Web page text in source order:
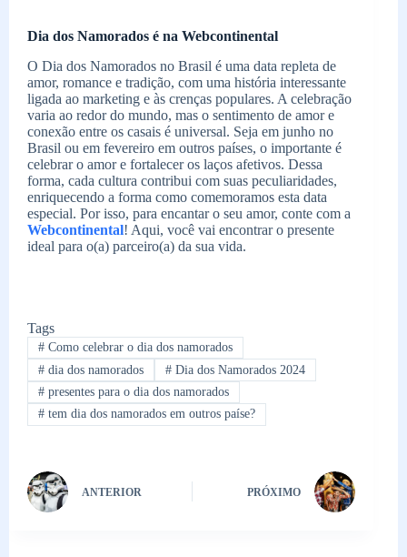
Dia dos Namorados é na Webcontinental
O Dia dos Namorados no Brasil é uma data repleta de
amor, romance e tradição, com uma história interessante
ligada ao marketing e às crenças populares. A celebração
varia ao redor do mundo, mas o sentimento de amor e
conexão entre os casais é universal. Seja em junho no
Brasil ou em fevereiro em outros países, o importante é
celebrar o amor e fortalecer os laços afetivos. Dessa
forma, cada cultura contribui com suas peculiaridades,
enriquecendo a forma como comemoramos esta data
especial. Por isso, para encantar o seu amor, conte com a
Webcontinental! Aqui, você vai encontrar o presente
ideal para o(a) parceiro(a) da sua vida.
Tags
#Como celebrar o dia dos namorados
#dia dos namorados #Dia dos Namorados 2024
#presentes para o dia dos namorados
#tem dia dos namorados em outros paíse?
ANTERIOR PRÓXIMO